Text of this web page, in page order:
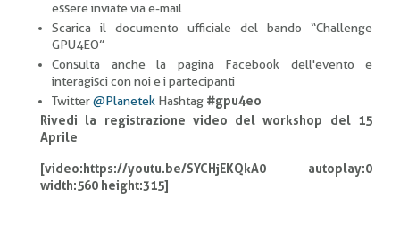
essere inviate via e-mail
Scarica il documento ufficiale del bando “Challenge
GPU4EO”
Consulta anche la pagina Facebook dell'evento e
interagisci con noi e i partecipanti
Twitter@Planetek Hashtag #gpu4eo
Rivedi la registrazione video del workshop del 15
Aprile
[video:https://youtu.be/SYCHjEKQkA0 autoplay:0
width:560 height:315]